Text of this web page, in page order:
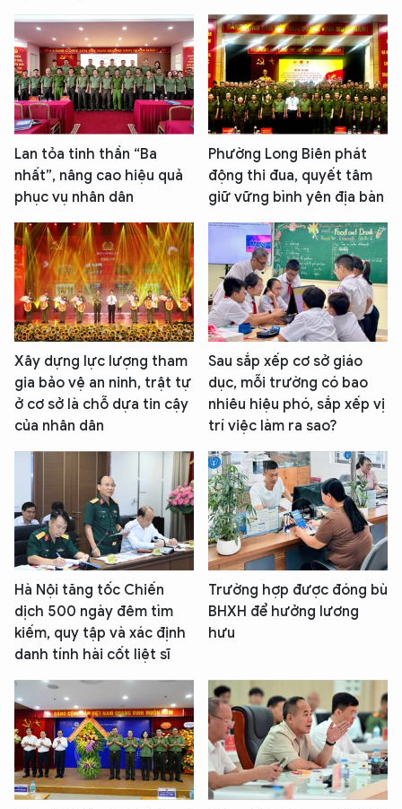
Lan tỏa tinh thần “Ba
nhất”, nâng cao hiệu quả
phục vụ nhân dân
Phường Long Biên phát
động thi đua, quyết tâm
giữ vững bình yên địa bàn
Xây dựng lực lượng tham
gia bảo vệ an ninh, trật tự
ở cơ sở là chỗ dựa tin cậy
của nhân dân
Sau sắp xếp cơ sở giáo
dục, mỗi trường có bao
nhiêu hiệu phó, sắp xếp vị
trí việc làm ra sao?
Hà Nội tăng tốc Chiến
dịch 500 ngày đêm tìm
kiếm, quy tập và xác định
danh tính hài cốt liệt sĩ
Trường hợp được đóng bù
BHXH để hưởng lương
hưu